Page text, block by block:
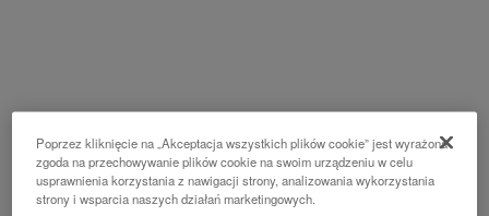
Poprzez kliknięcie na „Akceptacja wszystkich plików cookie” jest wyrażona
zgoda na przechowywanie plików cookie na swoim urządzeniu w celu
usprawnienia korzystania z nawigacji strony, analizowania wykorzystania
strony i wsparcia naszych działań marketingowych.